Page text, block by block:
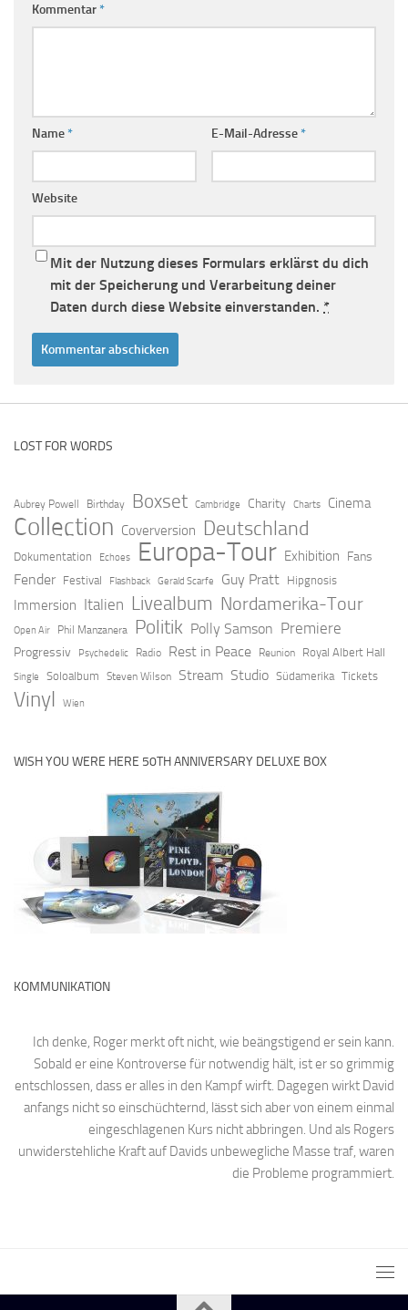
Kommentar*
Name* E-Mail-Adresse*
Website
Mit der Nutzung dieses Formulars erklärst du dich
mit der Speicherung und Verarbeitung deiner
Daten durch diese Website einverstanden. *
LOST FOR WORDS
Aubrey Powell Birthday Boxset Cambridge Charity Charts Cinema
Collection Coverversion Deutschland
Dokumentation Echoes Europa-Tour Exhibition Fans
Fender Festival Flashback Gerald Scarfe Guy Pratt Hipgnosis
Immersion Italien Livealbum Nordamerika-Tour
Open Air Phil Manzanera Politik Polly Samson Premiere
Progressiv Psychedelic Radio Rest in Peace Reunion Royal Albert Hall
Single Soloalbum Steven Wilson Stream Studio Südamerika Tickets
Vinyl Wien
WISH YOU WERE HERE 50TH ANNIVERSARY DELUXE BOX
KOMMUNIKATION
Ich denke, Roger merkt oft nicht, wie beängstigend er sein kann.
Sobald er eine Kontroverse für notwendig hält, ist er so grimmig
entschlossen, dass er alles in den Kampf wirft. Dagegen wirkt David
anfangs nicht so einschüchternd, lässt sich aber von einem einmal
eingeschlagenen Kurs nicht abbringen. Und als Rogers
unwiderstehliche Kraft auf Davids unbewegliche Masse traf, waren
die Probleme programmiert.